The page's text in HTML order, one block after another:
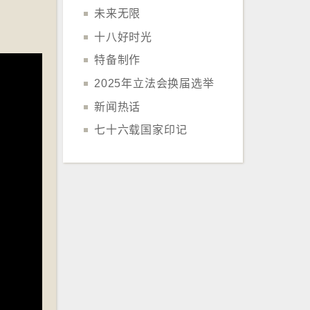
未来无限
十八好时光
特备制作
2025年立法会换届选举
新闻热话
七十六载国家印记